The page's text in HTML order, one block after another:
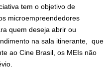
tem o objetivo de
microempreendedores
quem deseja abrir ou
na sala itinerante, que
ao Cine Brasil, os MEIs não